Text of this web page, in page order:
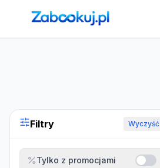
Strona główna ›Noclegi
Filtry Wyczyść
Tylko z promocjami